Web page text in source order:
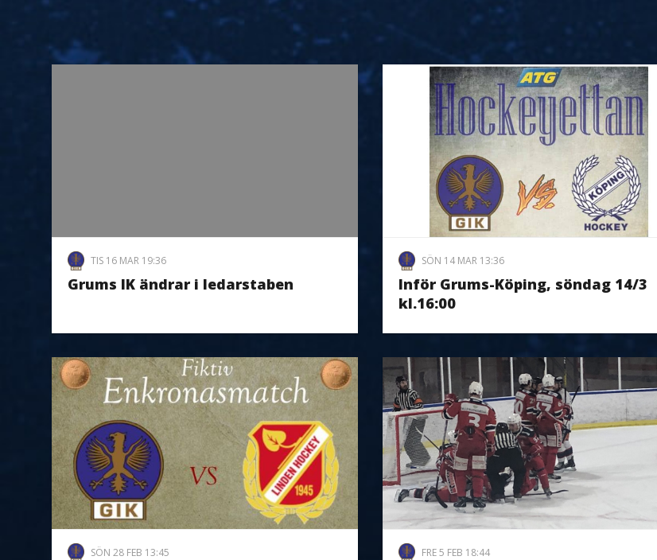
TIS 16 MAR 19:36
Grums IK ändrar i ledarstaben
SÖN 14 MAR 13:36
Inför Grums-Köping, söndag 14/3
kl.16:00
SÖN 28 FEB 13:45 FRE 5 FEB 18:44